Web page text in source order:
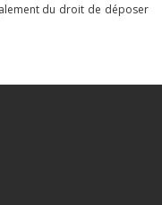
du droit de déposer